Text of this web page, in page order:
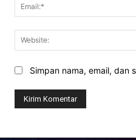
Simpan nama, email, dan